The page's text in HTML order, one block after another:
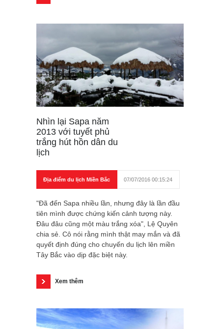
Nhìn lại Sapa năm
2013 với tuyết phủ
trắng hút hồn dân du
lịch
Địa điểm du lịch Miền Bắc 07/07/2016 00:15:24
"Đã đến Sapa nhiều lần, nhưng đây là lần đầu
tiên mình được chứng kiến cảnh tượng này.
Đâu đâu cũng một màu trắng xóa", Lệ Quyên
chia sẻ. Cô nói rằng mình thật may mắn và đã
quyết định đúng cho chuyến du lịch lên miền
Tây Bắc vào dịp đặc biệt này.
Xem thêm